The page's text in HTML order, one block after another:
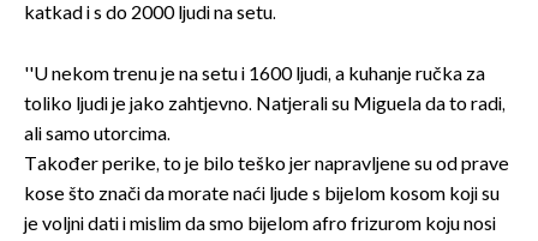
katkad i s do 2000 ljudi na setu.
''U nekom trenu je na setu i 1600 ljudi, a kuhanje ručka za
toliko ljudi je jako zahtjevno. Natjerali su Miguela da to radi,
ali samo utorcima.
Također perike, to je bilo teško jer napravljene su od prave
kose što znači da morate naći ljude s bijelom kosom koji su
je voljni dati i mislim da smo bijelom afro frizurom koju nosi